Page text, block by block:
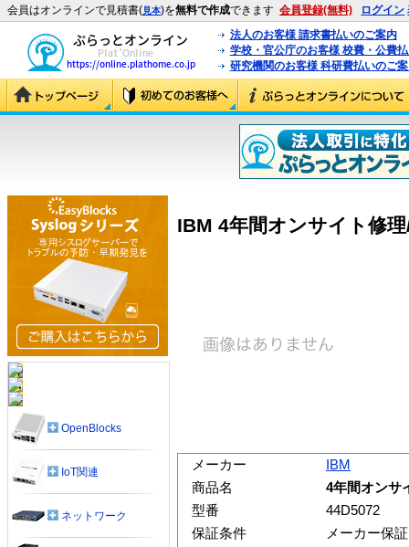
会員はオンラインで見積書(見本)を無料で作成できます 会員登録(無料) ログイン
法人のお客様 請求書払いのご案内
学校・官公庁のお客様 校費・公費
研究機関のお客様 科研費払いのご
IBM 4年間オンサイト修
メーカー
IBM
商品名
4年間オンサ
型番
44D5072
保証条件
メーカー保証
OpenBlocks
IoT関連
ネットワーク